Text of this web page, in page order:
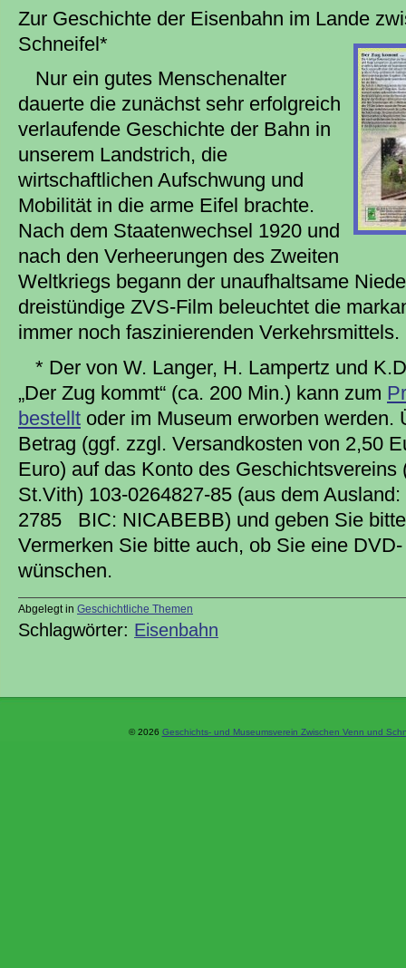
Zur Geschichte der Eisenbahn im Lande
Schneifel*
Nur ein gutes Menschenalter
dauerte die zunächst sehr erfolgreich
verlaufende Geschichte der Bahn in
unserem Landstrich, die
wirtschaftlichen Aufschwung und
Mobilität in die arme Eifel brachte.
Nach dem Staatenwechsel 1920 und
nach den Verheerungen des Zweiten
Weltkriegs begann der unaufhaltsame
dreistündige ZVS-Film beleuchtet die
immer noch faszinierenden Verkehrsmittels.
* Der von W. Langer, H. Lampertz und
„Der Zug kommt“ (ca. 200 Min.) kann zum
bestellt oder im Museum erworben werden.
Betrag (ggf. zzgl. Versandkosten von 2,50
Euro) auf das Konto des
St.Vith) 103-0264827-85 (aus dem
2785 BIC: NICABEBB) und geben Sie
Vermerken Sie bitte auch, ob Sie eine
wünschen.
Abgelegt in Geschichtliche Themen
Schlagwörter: Eisenbahn
© 2026 Geschichts- und Museumsverein Zwischen Venn und